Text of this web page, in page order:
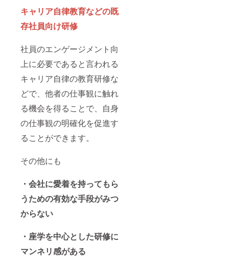
キャリア自律教育などの既
存社員向け研修
社員のエンゲージメント向
上に必要であると言われる
キャリア自律の教育研修な
どで、他者の仕事観に触れ
る機会を得ることで、自身
の仕事観の明確化を促進す
ることができます。
その他にも
・会社に愛着を持ってもら
うための有効な手段がみつ
からない
・座学を中心とした研修に
マンネリ感がある